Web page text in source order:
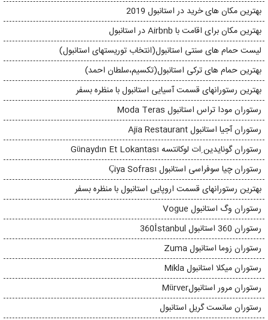
بهترین مکان های خرید در استانبول 2019
بهترین مکان برای اقامت با Airbnb در استانبول
لیست حمام های سنتی استانبول(انتخاب توریستهای استانبول)
بهترین حمام های ترکی استانبول(تکسیم،سلطان احمد)
بهترین رستورانهای قسمت آسیایی استانبول با منظره بسفر
رستوران مودا تراس استانبول Moda Teras
رستوران آجیا استانبول Ajia Restaurant
رستوران گونایدین ِات لوکانتسه Günaydın Et Lokantası
رستوران چیا سوفراسی استانبول Çiya Sofrası
بهترین رستورانهای قسمت اروپایی استانبول با منظره بسفر
رستوران وگ استانبول Vogue
رستوران 360 استانبول 360İstanbul
رستوران زوما استانبول Zuma
رستوران میکلا استانبول Mikla
رستوران مرور استانبولMürver
رستوران سانست گریل استانبول